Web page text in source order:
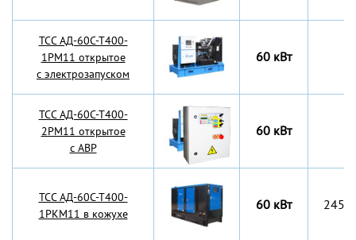
TCC АД-60С-Т400-
1РМ11 открытое
с электрозапуском
60 кВт
TCC АД-60С-Т400-
2РМ11 открытое
с АВР
60 кВт
TCC АД-60С-Т400-
1РКМ11 в кожухе
60 кВт